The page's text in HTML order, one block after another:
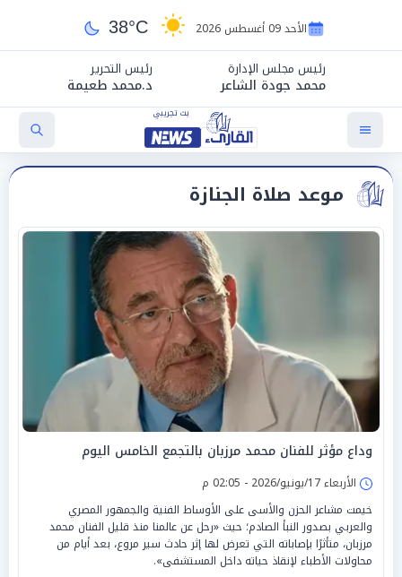
الأحد 09 أغسطس 2026 38°C
رئيس مجلس الإدارة
محمد جودة الشاعر
رئيس التحرير
د.محمد طعيمة
موعد صلاة الجنازة
وداع مؤثر للفنان محمد مرزبان بالتجمع الخامس اليوم
الأربعاء 17/يونيو/2026 - 02:05 م
خيمت مشاعر الحزن والأسى على الأوساط الفنية والجمهور المصري
والعربي بصدور النبأ الصادم؛ حيث «رحل عن عالمنا منذ قليل الفنان محمد
مرزبان، متأثرًا بإصاباته التي تعرض لها إثر حادث سير مروع، بعد أيام من
محاولات الأطباء لإنقاذ حياته داخل المستشفى».